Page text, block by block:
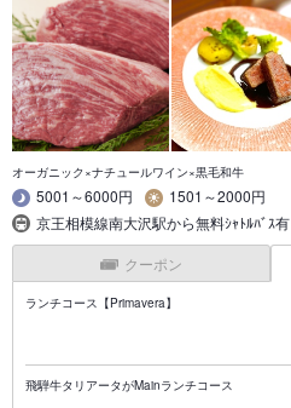
オーガニック×ナチュールワイン×黒毛和牛
5001～6000円
1501～2000円
京王相模線南大沢駅から無料ｼｬﾄﾙﾊﾞｽ有
クーポン
ランチコース【Primavera】
飛騨牛タリアータがMainランチコース